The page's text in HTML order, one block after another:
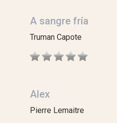
A sangre fría
Truman Capote
Alex
Pierre Lemaitre